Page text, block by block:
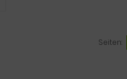
Seiten: